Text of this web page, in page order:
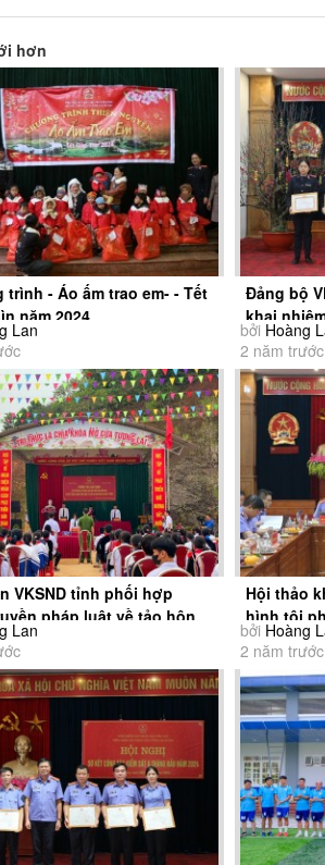
hơn
trình - Áo ấm trao em- - Tết
năm 2024
Lan
Đảng bộ
khai
2024
bởi Hoàng
2 năm trước
VKSND tỉnh phối hợp
pháp luật về tảo hôn
Lan
Hội thảo
hình tội
thống...
bởi Hoàng
2 năm trước